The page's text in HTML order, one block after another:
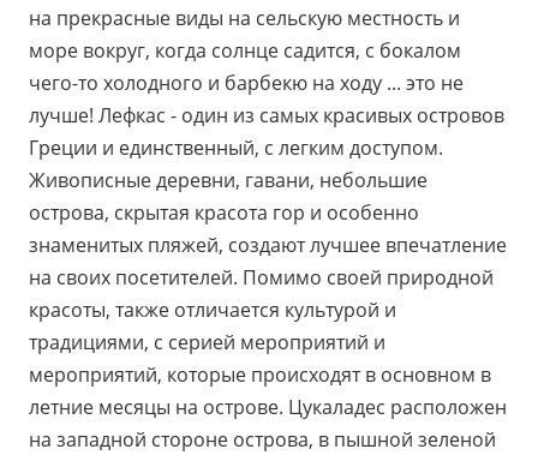
на прекрасные виды на сельскую местность и
море вокруг, когда солнце садится, с бокалом
чего-то холодного и барбекю на ходу ... это не
лучше! Лефкас - один из самых красивых островов
Греции и единственный, с легким доступом.
Живописные деревни, гавани, небольшие
острова, скрытая красота гор и особенно
знаменитых пляжей, создают лучшее впечатление
на своих посетителей. Помимо своей природной
красоты, также отличается культурой и
традициями, с серией мероприятий и
мероприятий, которые происходят в основном в
летние месяцы на острове. Цукаладес расположен
на западной стороне острова, в пышной зеленой